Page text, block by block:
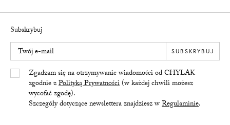
Subskrybuj
Twój e-mail
Yes/TakZgadzam się na otrzymywanie wiadomości od CHYLAK
zgodnie zPolityką Prywatności(w każdej chwili możesz
wycofać zgodę).
Szczegóły dotyczące newslettera znajdziesz wRegulaminie.
SUBSKRYBUJ